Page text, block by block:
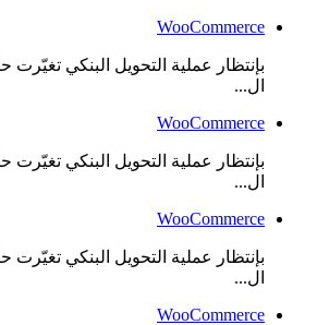
WooCommerce
بإنتظار عملية التحويل البنكي تغيّرت
ال...
WooCommerce
بإنتظار عملية التحويل البنكي تغيّرت
ال...
WooCommerce
بإنتظار عملية التحويل البنكي تغيّرت
ال...
WooCommerce